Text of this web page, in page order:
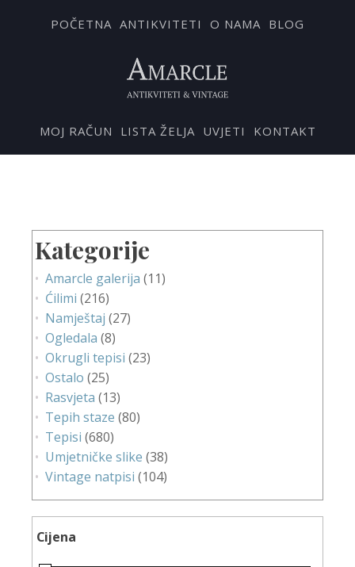
POČETNA ANTIKVITETI O NAMA BLOG
MOJ RAČUN LISTA ŽELJA UVJETI KONTAKT
Kategorije
Amarcle galerija (11)
Ćilimi (216)
Namještaj (27)
Ogledala (8)
Okrugli tepisi (23)
Ostalo (25)
Rasvjeta (13)
Tepih staze (80)
Tepisi (680)
Umjetničke slike (38)
Vintage natpisi (104)
Cijena